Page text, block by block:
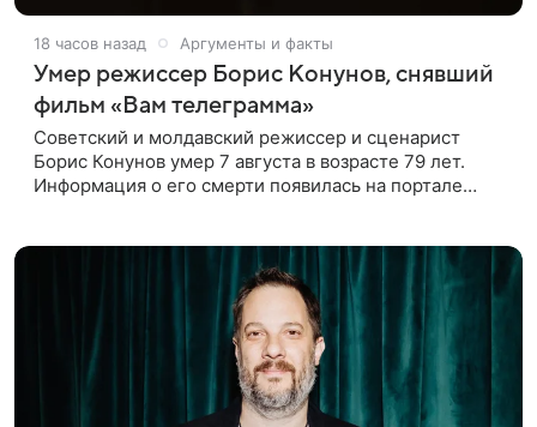
18 часов назад Аргументы и факты
Умер режиссер Борис Конунов, снявший
фильм «Вам телеграмма»
Советский и молдавский режиссер и сценарист
Борис Конунов умер 7 августа в возрасте 79 лет.
Информация о его смерти появилась на портале